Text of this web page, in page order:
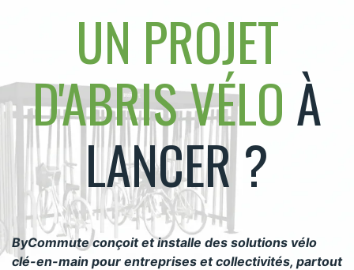
UN PROJET
D'ABRIS VÉLOÀ
LANCER ?
ByCommute conçoit et installe des solutions vélo
clé-en-main pour entreprises et collectivités, partout